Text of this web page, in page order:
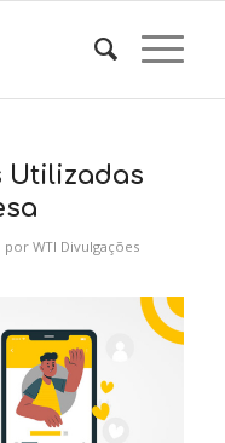
Utilizadas
por WTI Divulgações